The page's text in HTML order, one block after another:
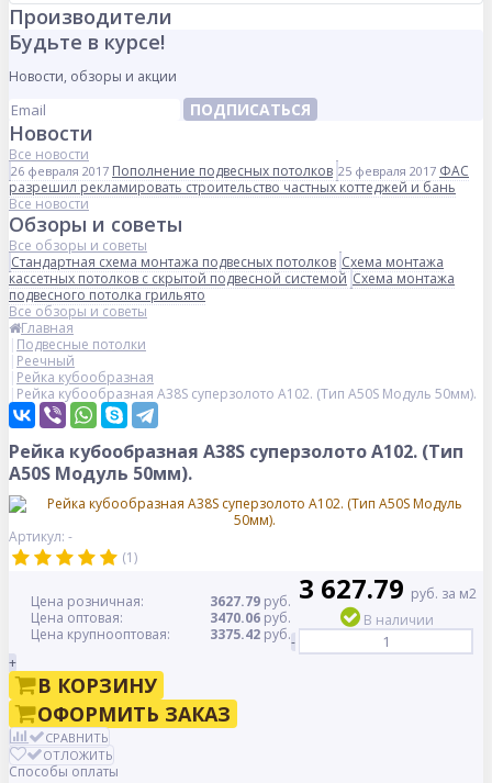
Производители
Будьте в курсе!
Новости, обзоры и акции
ПОДПИСАТЬСЯ
Новости
Все новости
26 февраля 2017 Пополнение подвесных потолков 25 февраля 2017 ФАС
разрешил рекламировать строительство частных коттеджей и бань
Все новости
Обзоры и советы
Все обзоры и советы
Стандартная схема монтажа подвесных потолков Схема монтажа
кассетных потолков с скрытой подвесной системой Схема монтажа
подвесного потолка грильято
Все обзоры и советы
Главная
Подвесные потолки
Реечный
Рейка кубообразная
Рейка кубообразная A38S суперзолото А102. (Тип A50S Модуль 50мм).
Рейка кубообразная A38S суперзолото А102. (Тип
A50S Модуль 50мм).
Артикул: -
(1)
Цена розничная: 3627.79 руб.
Цена оптовая:
3470.06 руб.
Цена крупнооптовая:
3375.42 руб.
3 627.79 руб. за м2
В наличии
-
+
В КОРЗИНУ
ОФОРМИТЬ ЗАКАЗ
СРАВНИТЬ
ОТЛОЖИТЬ
Способы оплаты